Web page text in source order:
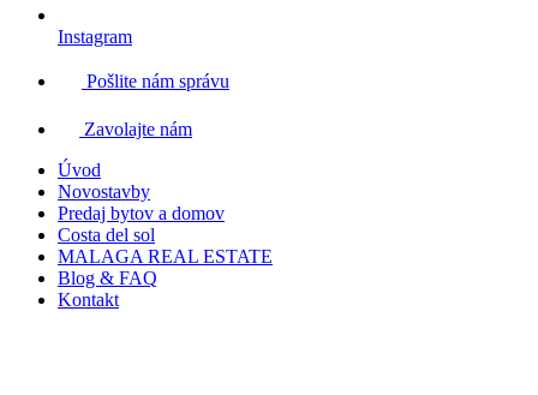
Instagram
Pošlite nám správu
Zavolajte nám
Úvod
Novostavby
Predaj bytov a domov
Costa del sol
MALAGA REAL ESTATE
Blog & FAQ
Kontakt